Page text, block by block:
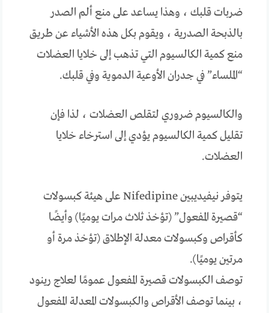
ضربات قلبك ، وهذا يساعد على منع ألم الصدر
بالذبحة الصدرية ، ويقوم بكل هذه الأشياء عن طريق
منع كمية الكالسيوم التي تذهب إلى خلايا العضلات
“الملساء” في جدران الأوعية الدموية وفي قلبك.
والكالسيوم ضروري لتقلص العضلات ، لذا فإن
تقليل كمية الكالسيوم يؤدي إلى استرخاء خلايا
العضلات.
يتوفر نيفيديبين Nifedipine على هيئة كبسولات
“قصيرة المفعول” (تؤخذ ثلاث مرات يوميًا) وأيضًا
كأقراص وكبسولات معدلة الإطلاق (تؤخذ مرة أو
مرتين يوميًا).
توصف الكبسولات قصيرة المفعول عمومًا لعلاج رينود
، بينما توصف الأقراص والكبسولات المعدلة المفعول